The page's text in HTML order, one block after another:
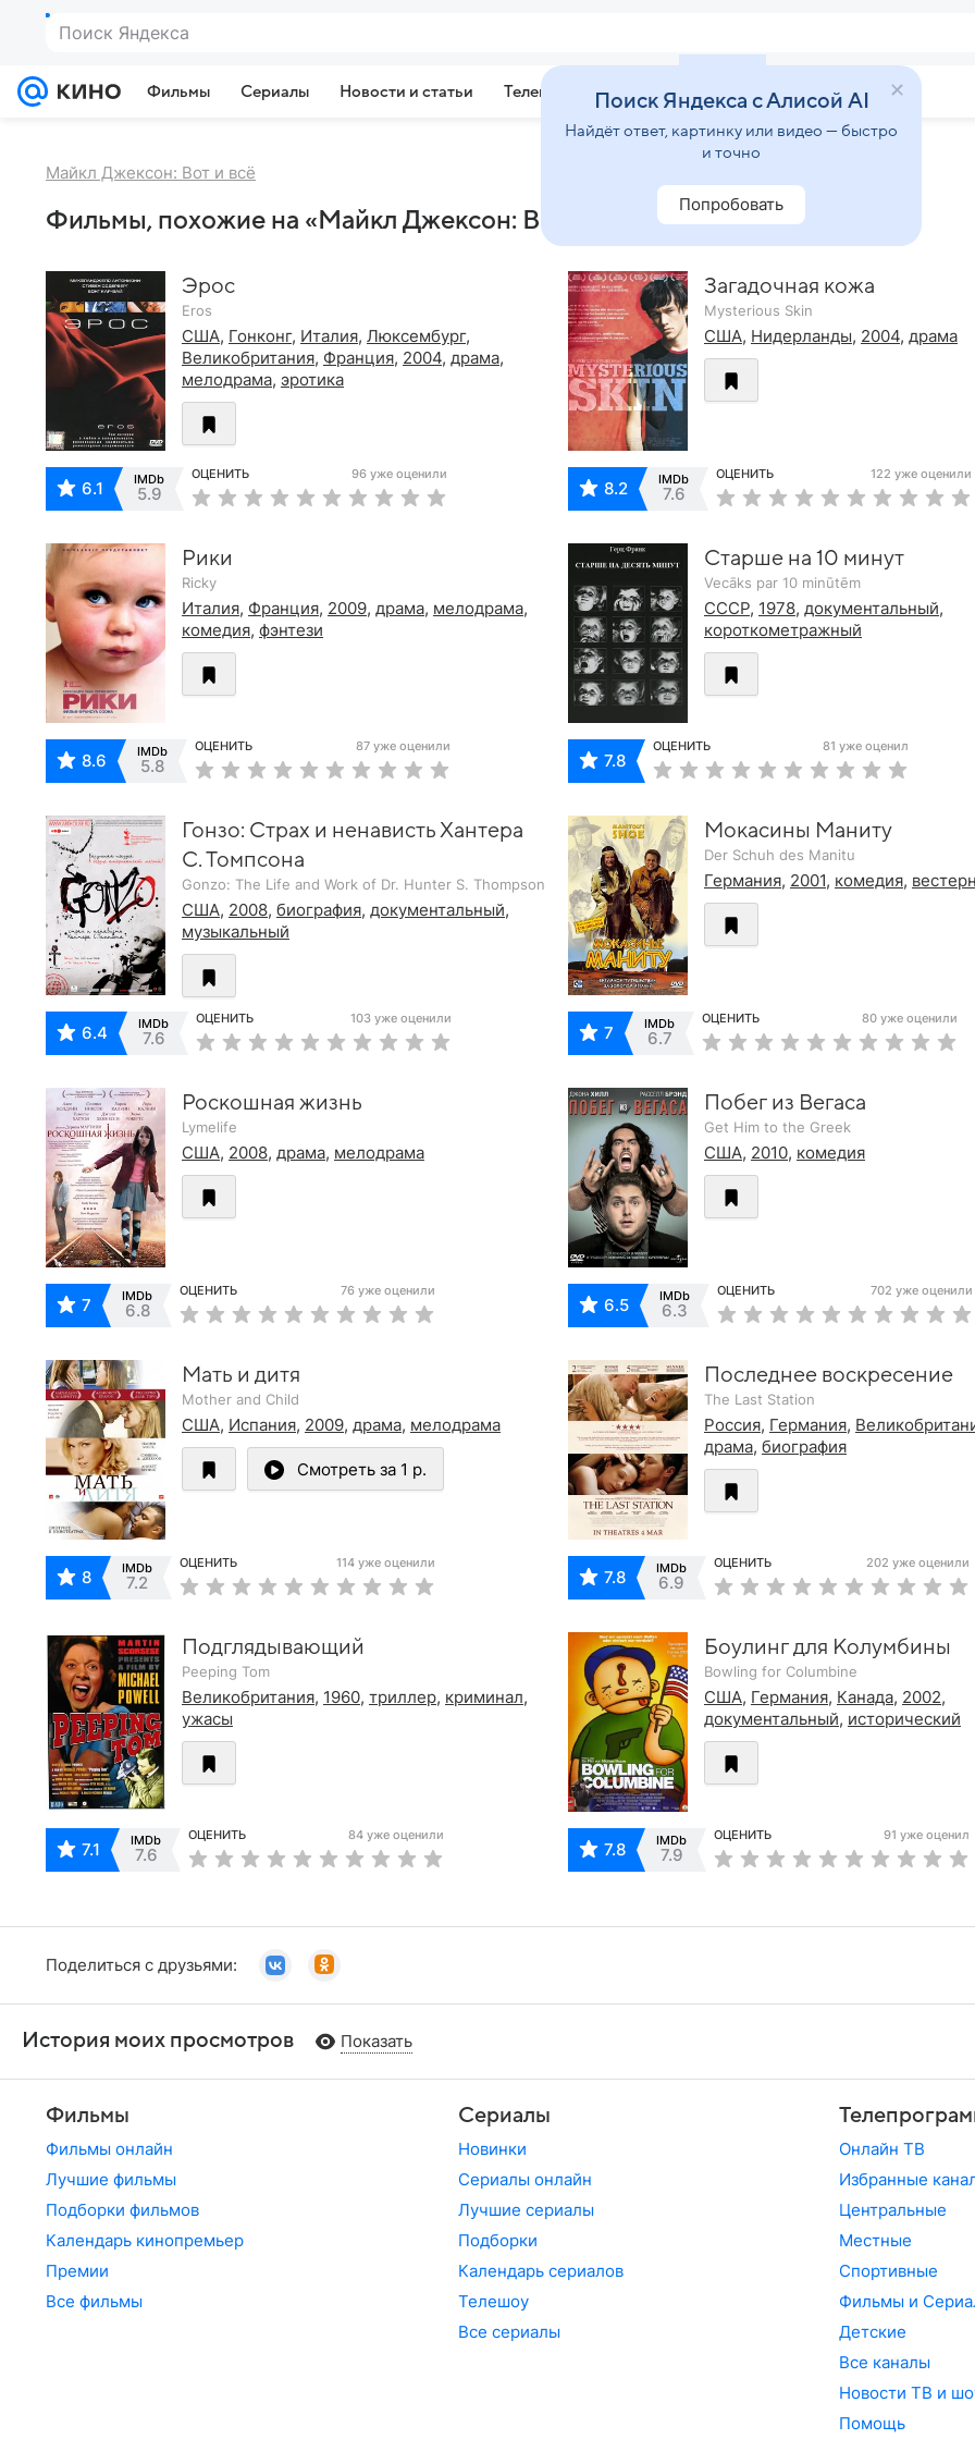
Поиск Яндекса
Фильмы Сериалы Новости и статьи Телепрограмма Звезды
Майкл Джексон: Вот и всё
Фильмы, похожие на «Майкл Джексон: Вот и всё»
Эрос
Eros
США, Гонконг, Италия, Люксембург,
Великобритания, Франция, 2004, драма,
мелодрама, эротика
6.1 IMDb
5.9
ОЦЕНИТЬ 96 уже оценили
Загадочная кожа
Mysterious Skin
США, Нидерланды, 2004, драма
8.2 IMDb
7.6
ОЦЕНИТЬ 122 уже оценили
Рики
Ricky
Италия, Франция, 2009, драма, мелодрама,
комедия, фэнтези
8.6 IMDb
5.8
ОЦЕНИТЬ 87 уже оценили
Старше на 10 минут
Vecāks par 10 minūtēm
СССР, 1978, документальный,
короткометражный
7.8
ОЦЕНИТЬ 81 уже оценил
Гонзо: Страх и ненависть Хантера
С. Томпсона
Gonzo: The Life and Work of Dr. Hunter S. Thompson
США, 2008, биография, документальный,
музыкальный
6.4 IMDb
7.6
ОЦЕНИТЬ 103 уже оценили
Мокасины Маниту
Der Schuh des Manitu
Германия, 2001, комедия, вестерн
7 IMDb
6.7
ОЦЕНИТЬ 80 уже оценили
Роскошная жизнь
Lymelife
США, 2008, драма, мелодрама
7 IMDb
6.8
ОЦЕНИТЬ 76 уже оценили
Побег из Вегаса
Get Him to the Greek
США, 2010, комедия
6.5 IMDb
6.3
ОЦЕНИТЬ 702 уже оценили
Мать и дитя
Mother and Child
США, Испания, 2009, драма, мелодрама
Смотреть за 1 р.
8 IMDb
7.2
ОЦЕНИТЬ 114 уже оценили
Последнее воскресение
The Last Station
Россия, Германия,
драма, биография
7.8 IMDb
6.9
ОЦЕНИТЬ 202 уже оценили
Подглядывающий
Peeping Tom
Великобритания, 1960, триллер, криминал,
ужасы
7.1 IMDb
7.6
ОЦЕНИТЬ 84 уже оценили
Боулинг для Колумбины
Bowling for Columbine
США, Германия, Канада, 2002,
документальный, исторический
7.8 IMDb
7.9
ОЦЕНИТЬ 91 уже оценил
Поделиться с друзьями:
История моих просмотров Показать
Фильмы
Фильмы онлайн
Лучшие фильмы
Подборки фильмов
Календарь кинопремьер
Премии
Все фильмы
Сериалы
Новинки
Сериалы онлайн
Лучшие сериалы
Подборки
Календарь сериалов
Телешоу
Все сериалы
Онлайн ТВ
Избранные
Центральные
Местные
Спортивные
Фильмы и
Детские
Все каналы
Новости ТВ и
Помощь
Поиск Яндекса с Алисой AI
Найдёт ответ, картинку или видео — быстро
и точно
Попробовать